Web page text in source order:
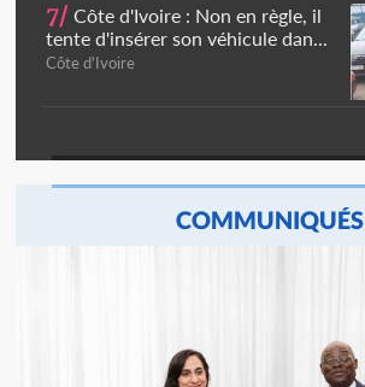
7/ Côte d'Ivoire : Non en règle, il
tente d'insérer son véhicule dan...
Côte d'Ivoire
COMMUNIQUÉS